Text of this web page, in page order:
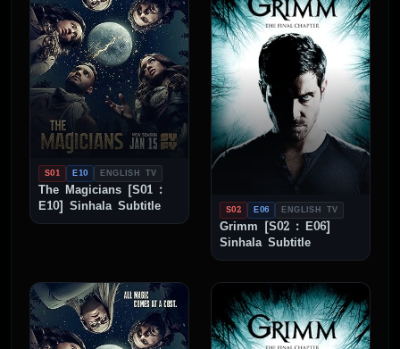
S01 E10 ENGLISH TV
The Magicians [S01 :
E10] Sinhala Subtitle
S02 E06 ENGLISH TV
Grimm [S02 : E06]
Sinhala Subtitle